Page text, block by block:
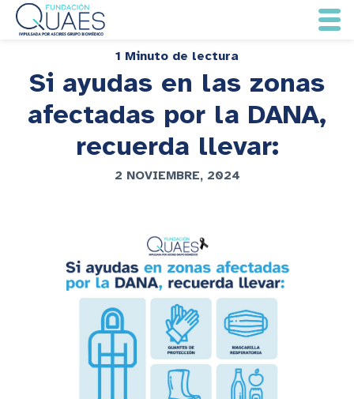
1 Minuto de lectura
Si ayudas en las zonas
afectadas por la DANA,
recuerda llevar:
2 NOVIEMBRE, 2024